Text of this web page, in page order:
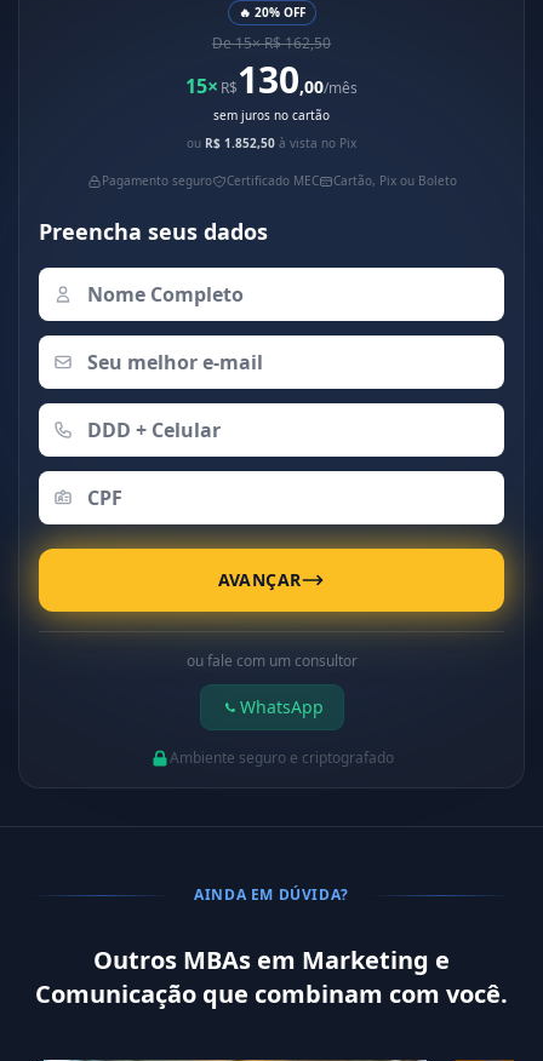
🔥 20% OFF
De 15× R$ 162,50
15× R$130,00/mês
sem juros no cartão
ou R$ 1.852,50 à vista no Pix
Pagamento seguro Certificado MEC Cartão, Pix ou Boleto
Preencha seus dados
AVANÇAR
ou fale com um consultor
WhatsApp
Ambiente seguro e criptografado
AINDA EM DÚVIDA?
Outros MBAs em Marketing e
Comunicação que combinam com você.